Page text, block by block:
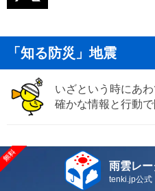
「知る防災」地震
いざという時にあ
確かな情報と行動
雨雲レー
tenki.jp公